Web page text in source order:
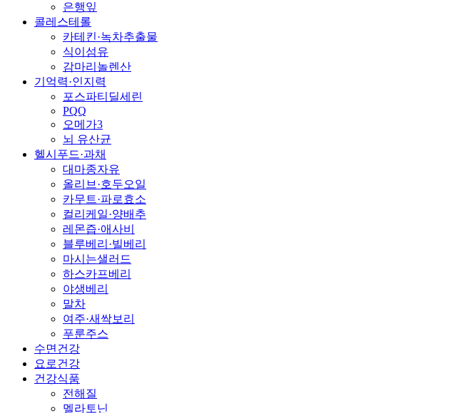
은행잎
콜레스테롤
카테킨·녹차추출물
식이섬유
감마리놀렌산
기억력·인지력
포스파티딜세린
PQQ
오메가3
뇌 유산균
헬시푸드·과채
대마종자유
올리브·호두오일
카무트·파로효소
컬리케일·양배추
레몬즙·애사비
블루베리·빌베리
마시는샐러드
하스카프베리
야생베리
말차
여주·새싹보리
푸룬주스
수면건강
요로건강
건강식품
전해질
멜라토닌